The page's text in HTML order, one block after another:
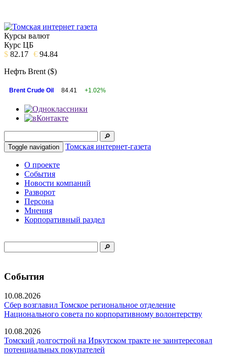
Курсы валют
Курс ЦБ
$ 82.17 € 94.84
Нефть Brent ($)
Brent Crude Oil 84.41 +1.02%
Toggle navigation Томская интернет-газета
О проекте
События
Новости компаний
Разворот
Персона
Мнения
Корпоративный раздел
События
10.08.2026
Сбер возглавил Томское региональное отделение
Национального совета по корпоративному волонтерству
10.08.2026
Томский долгострой на Иркутском тракте не заинтересовал
потенциальных покупателей